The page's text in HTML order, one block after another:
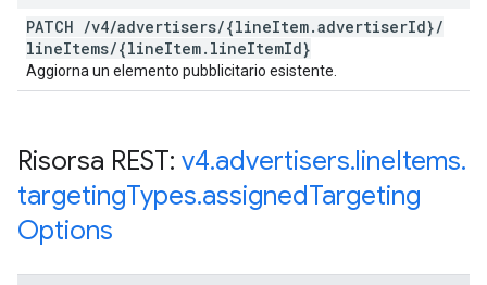
PATCH /v4/advertisers/{lineItem.advertiserId}/
lineItems/{lineItem. lineItemId}
Aggiorna un elemento pubblicitario esistente.
Risorsa REST: v4.advertisers.lineItems.
targetingTypes.assignedTargeting
Options